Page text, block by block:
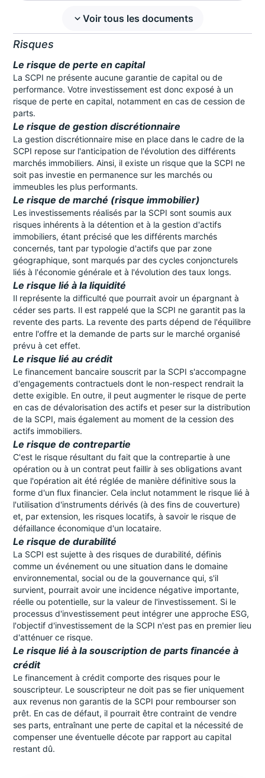
Voir tous les documents
Risques
Le risque de perte en capital
La SCPI ne présente aucune garantie de capital ou de
performance. Votre investissement est donc exposé à un
risque de perte en capital, notamment en cas de cession de
parts.
Le risque de gestion discrétionnaire
La gestion discrétionnaire mise en place dans le cadre de la
SCPI repose sur l'anticipation de l'évolution des différents
marchés immobiliers. Ainsi, il existe un risque que la SCPI ne
soit pas investie en permanence sur les marchés ou
immeubles les plus performants.
Le risque de marché (risque immobilier)
Les investissements réalisés par la SCPI sont soumis aux
risques inhérents à la détention et à la gestion d'actifs
immobiliers, étant précisé que les différents marchés
concernés, tant par typologie d'actifs que par zone
géographique, sont marqués par des cycles conjoncturels
liés à l'économie générale et à l'évolution des taux longs.
Le risque lié à la liquidité
Il représente la difficulté que pourrait avoir un épargnant à
céder ses parts. Il est rappelé que la SCPI ne garantit pas la
revente des parts. La revente des parts dépend de l'équilibre
entre l'offre et la demande de parts sur le marché organisé
prévu à cet effet.
Le risque lié au crédit
Le financement bancaire souscrit par la SCPI s'accompagne
d'engagements contractuels dont le non-respect rendrait la
dette exigible. En outre, il peut augmenter le risque de perte
en cas de dévalorisation des actifs et peser sur la distribution
de la SCPI, mais également au moment de la cession des
actifs immobiliers.
Le risque de contrepartie
C'est le risque résultant du fait que la contrepartie à une
opération ou à un contrat peut faillir à ses obligations avant
que l'opération ait été réglée de manière définitive sous la
forme d'un flux financier. Cela inclut notamment le risque lié à
l'utilisation d'instruments dérivés (à des fins de couverture)
et, par extension, les risques locatifs, à savoir le risque de
défaillance économique d'un locataire.
Le risque de durabilité
La SCPI est sujette à des risques de durabilité, définis
comme un événement ou une situation dans le domaine
environnemental, social ou de la gouvernance qui, s'il
survient, pourrait avoir une incidence négative importante,
réelle ou potentielle, sur la valeur de l'investissement. Si le
processus d'investissement peut intégrer une approche ESG,
l'objectif d'investissement de la SCPI n'est pas en premier lieu
d'atténuer ce risque.
Le risque lié à la souscription de parts financée à
crédit
Le financement à crédit comporte des risques pour le
souscripteur. Le souscripteur ne doit pas se fier uniquement
aux revenus non garantis de la SCPI pour rembourser son
prêt. En cas de défaut, il pourrait être contraint de vendre
ses parts, entraînant une perte de capital et la nécessité de
compenser une éventuelle décote par rapport au capital
restant dû.